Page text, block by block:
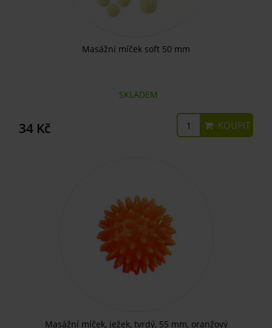
Masážní míček soft 50 mm
SKLADEM
34 Kč KOUPIT
Masážní míček, ježek, tvrdý, 55 mm, oranžový